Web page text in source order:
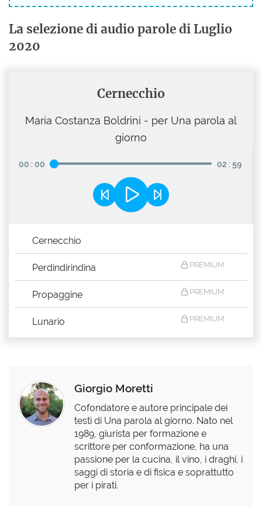
La selezione di audio parole di Luglio
2020
Cernecchio
Maria Costanza Boldrini - per Una parola al
giorno
00 :00 02 : 59
Cernecchio
Perdindirindina PREMIUM
Propaggine PREMIUM
Lunario PREMIUM
Giorgio Moretti
Cofondatore e autore principale dei
testi di Una parola al giorno. Nato nel
1989, giurista per formazione e
scrittore per conformazione, ha una
passione per la cucina, il vino, i draghi, i
saggi di storia e di fisica e soprattutto
per i pirati.